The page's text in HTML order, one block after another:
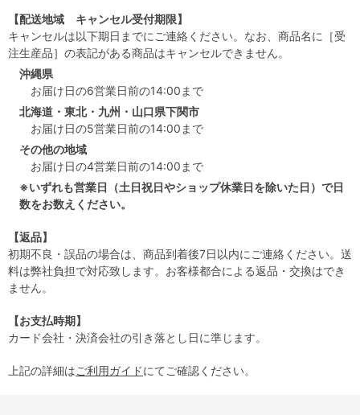
【配送地域 キャンセル受付期限】
キャンセルは以下期日までにご連絡ください。なお、商品名に［受
注生産品］の表記がある商品はキャンセルできません。
沖縄県
お届け日の6営業日前の14:00まで
北海道・東北・九州・山口県下関市
お届け日の5営業日前の14:00まで
その他の地域
お届け日の4営業日前の14:00まで
※いずれも営業日（土日祝日やショップ休業日を除いた日）で日
数をお数えください。
【返品】
初期不良・誤品の場合は、商品到着後7日以内にご連絡ください。送
料は弊社負担で対応致します。お客様都合による返品・交換はでき
ません。
【お支払時期】
カード会社・決済会社の引き落とし日に準じます。
上記の詳細はご利用ガイドにてご確認ください。